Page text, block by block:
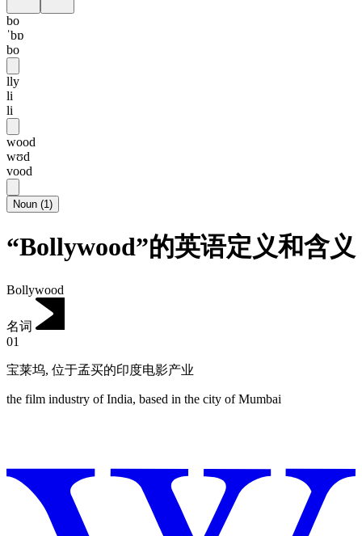
bo
ˈbɒ
bo
lly
li
li
wood
wʊd
vood
Noun (1)
“Bollywood”的英语定义和含义
Bollywood
名词
01
宝莱坞, 位于孟买的印度电影产业
the film industry of India, based in the city of Mumbai